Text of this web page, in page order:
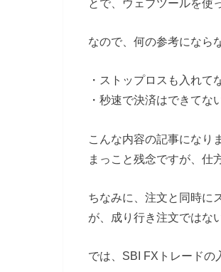
なので、何の参考になら
・ストップロスも入れて
・秒速で決済はできてな
こんな内容の記事になり
まっこと残念ですが、仕
ちなみに、注文と同時に
が、成り行き注文ではな
では、SBI FXトレードの